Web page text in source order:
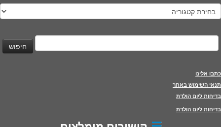
קטגוריות
כתבו אלינו
תנאי השימוש באתר
בדיחות ליום הולדת
בדיחות ליום הולדת